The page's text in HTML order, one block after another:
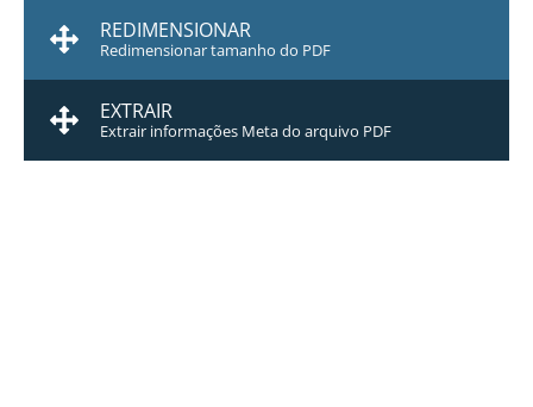
REDIMENSIONAR
Redimensionar tamanho do PDF
EXTRAIR
Extrair informações Meta do arquivo PDF